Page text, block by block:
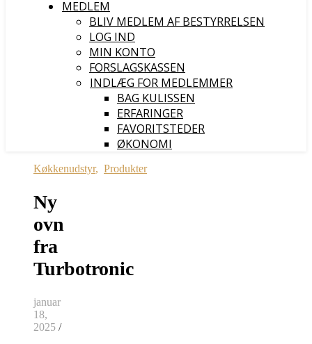
MEDLEM
BLIV MEDLEM AF BESTYRRELSEN
LOG IND
MIN KONTO
FORSLAGSKASSEN
INDLÆG FOR MEDLEMMER
BAG KULISSEN
ERFARINGER
FAVORITSTEDER
ØKONOMI
Køkkenudstyr, Produkter
Ny
ovn
fra
Turbotronic
januar
18,
2025 /